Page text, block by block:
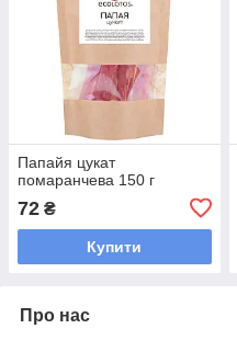
Папайя цукат
помаранчева 150 г
72 ₴
Купити
Про нас